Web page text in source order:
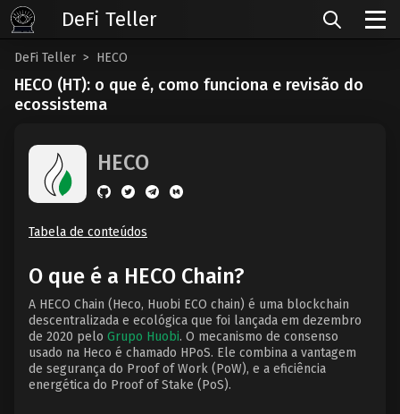
DeFi Teller HECO
HECO (HT): o que é, como funciona e revisão do
ecossistema
HECO
Tabela de conteúdos
O que é a HECO Chain?
A HECO Chain (Heco, Huobi ECO chain) é uma blockchain
descentralizada e ecológica que foi lançada em dezembro
de 2020 pelo Grupo Huobi. O mecanismo de consenso
usado na Heco é chamado HPoS. Ele combina a vantagem
de segurança do Proof of Work (PoW), e a eficiência
energética do Proof of Stake (PoS).
DeFi Teller